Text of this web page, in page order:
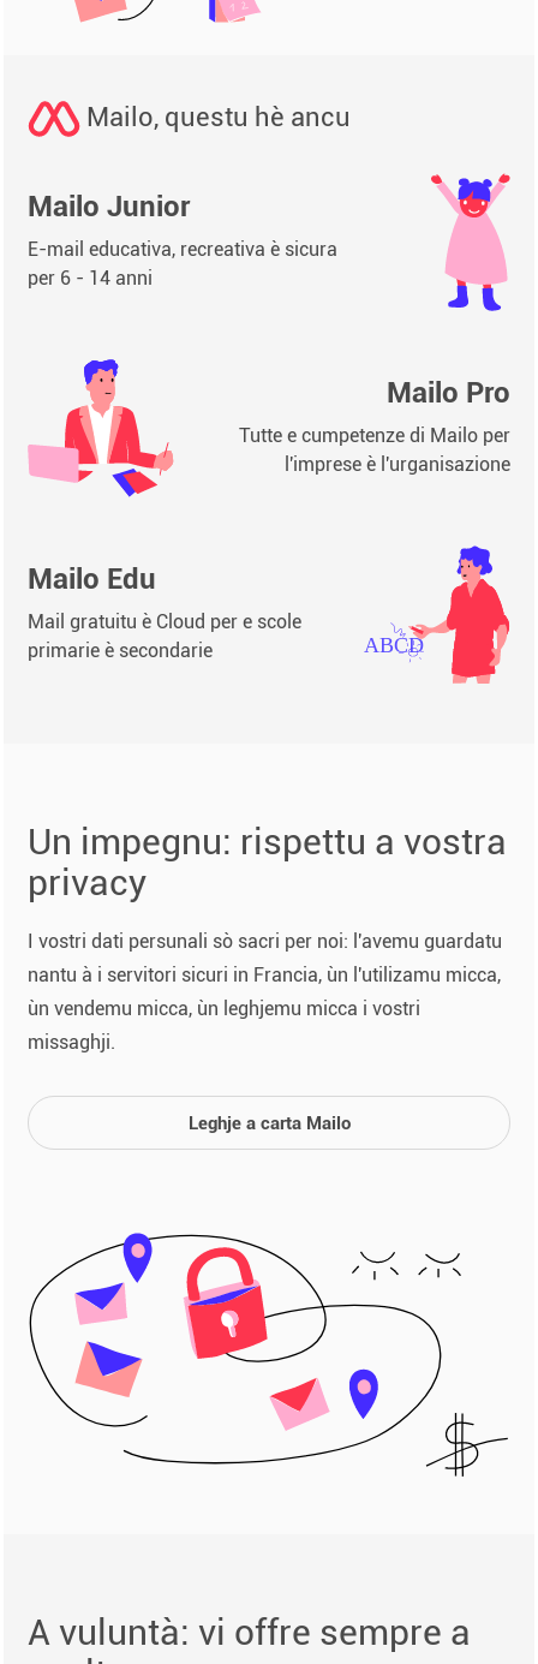
Mailo, questu hè ancu
Mailo Junior
E-mail educativa, recreativa è sicura
per 6 - 14 anni
Mailo Pro
Tutte e cumpetenze di Mailo per
l'imprese è l'urganisazione
Mailo Edu
Mail gratuitu è ​​Cloud per e scole
primarie è secondarie
Un impegnu: rispettu a vostra
privacy
I vostri dati persunali sò sacri per noi: l'avemu guardatu
nantu à i servitori sicuri in Francia, ùn l'utilizamu micca,
ùn vendemu micca, ùn leghjemu micca i vostri
missaghji.
Leghje a carta Mailo
A vuluntà: vi offre sempre a